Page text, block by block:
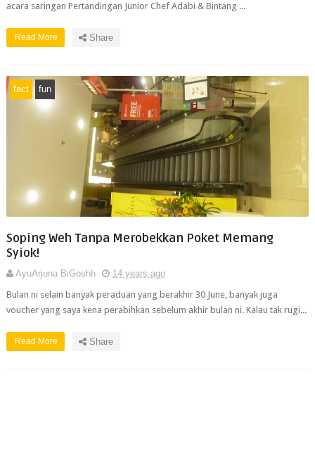
acara saringan Pertandingan Junior Chef Adabi & Bintang ...
Read More Share
fact fun
Soping Weh Tanpa Merobekkan Poket Memang
Syiok!
AyuArjuna BiGoshh
14 years ago
Bulan ni selain banyak peraduan yang berakhir 30 June, banyak juga
voucher yang saya kena perabihkan sebelum akhir bulan ni. Kalau tak rugi...
Read More Share